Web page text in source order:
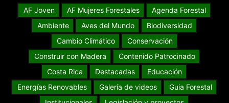
AF Joven AF Mujeres Forestales
Agenda Forestal
Ambiente
Aves del Mundo
Biodiversidad
Cambio Climático
Conservación
Construir con Madera
Contenido Patrocinado
Costa Rica
Destacadas
Educación
Energías Renovables
Galería de videos
Guia Forestal